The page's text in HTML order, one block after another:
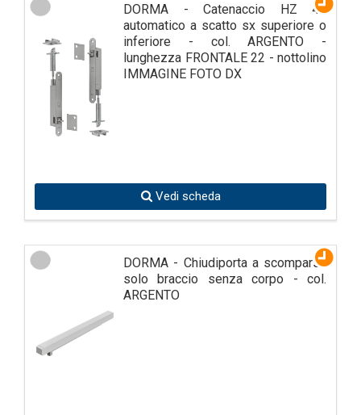
DORMA - Catenaccio HZ 43
automatico a scatto sx superiore o
inferiore - col. ARGENTO -
lunghezza FRONTALE 22 - nottolino
IMMAGINE FOTO DX
Vedi scheda
DORMA - Chiudiporta a scomparsa
solo braccio senza corpo - col.
ARGENTO